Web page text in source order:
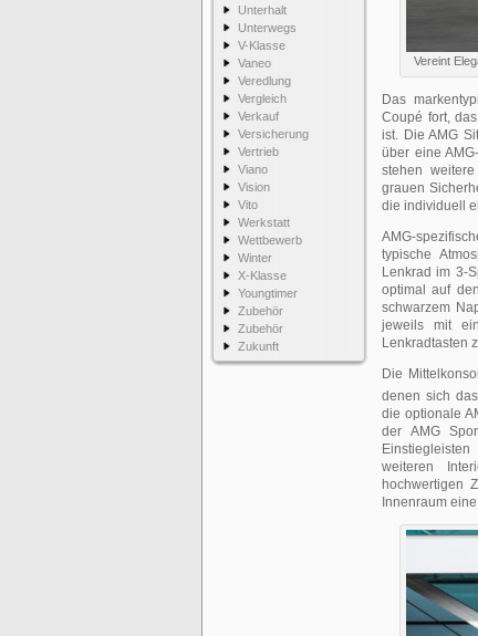
Unterhalt
Unterwegs
V-Klasse
Vaneo
Veredlung
Vergleich
Verkauf
Versicherung
Vertrieb
Viano
Vision
Vito
Werkstatt
Wettbewerb
Winter
X-Klasse
Youngtimer
Zubehör
Zubehör
Zukunft
Vereint
Das
Coupé fort,
ist. Die AMG
über eine
stehen
grauen
die individuell
AMG-
typische
Lenkrad im 3-
optimal auf
schwarzem
jeweils mit
Lenkradtasten
Die
denen sich
die optionale
der AMG
weiteren
hochwertigen
Innenraum